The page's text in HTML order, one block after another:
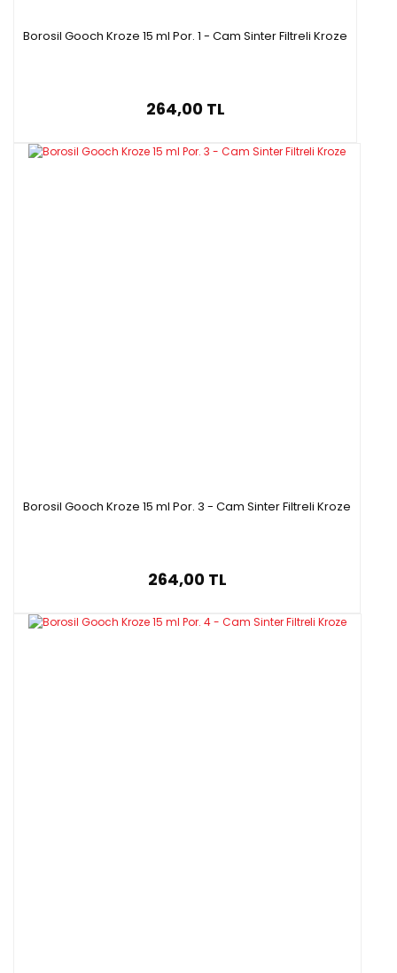
Borosil Gooch Kroze 15 ml Por. 1 - Cam Sinter Filtreli Kroze
264,00 TL
Borosil Gooch Kroze 15 ml Por. 3 - Cam Sinter Filtreli Kroze
264,00 TL